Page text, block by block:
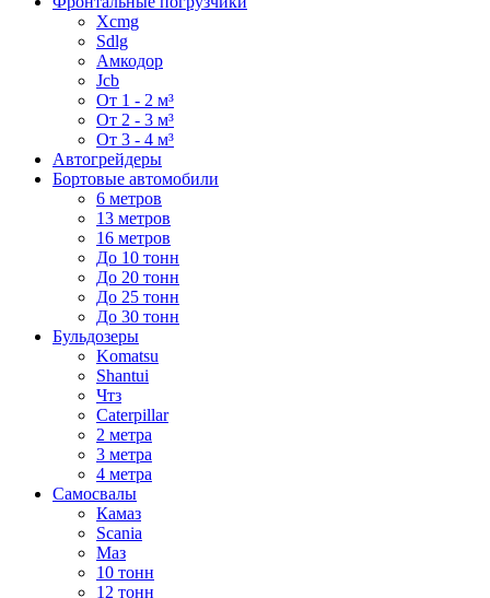
Xcmg
Sdlg
Амкодор
Jcb
От 1 - 2 м³
От 2 - 3 м³
От 3 - 4 м³
Автогрейдеры
Бортовые автомобили
6 метров
13 метров
16 метров
До 10 тонн
До 20 тонн
До 25 тонн
До 30 тонн
Бульдозеры
Komatsu
Shantui
Чтз
Caterpillar
2 метра
3 метра
4 метра
Самосвалы
Камаз
Scania
Маз
10 тонн
12 тонн